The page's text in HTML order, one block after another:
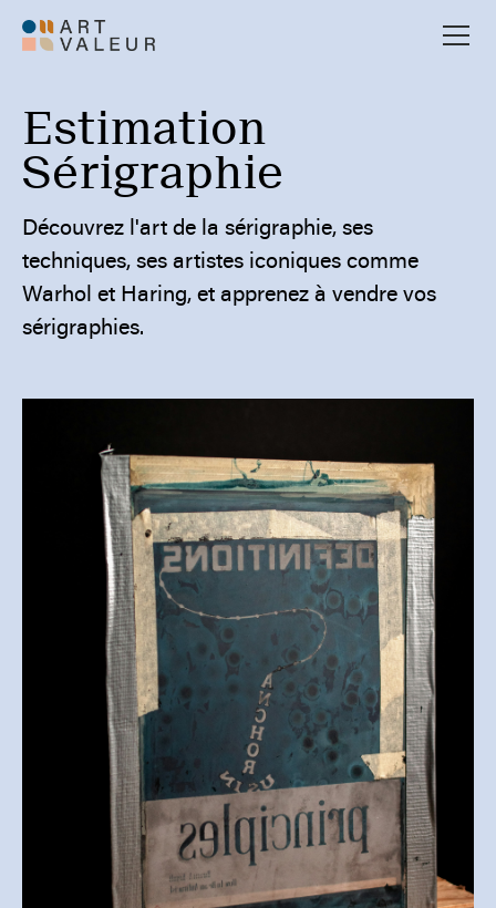
Estimation
Sérigraphie
Découvrez l'art de la sérigraphie, ses
techniques, ses artistes iconiques comme
Warhol et Haring, et apprenez à vendre vos
sérigraphies.